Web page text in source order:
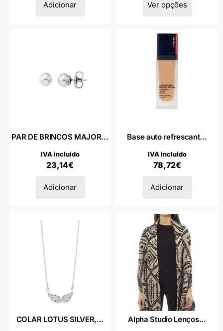
Adicionar Ver opções
PAR DE BRINCOS MAJOR...
23,14€
IVA incluido
Adicionar
Base auto refrescant...
78,72€
IVA incluido
Adicionar
COLAR LOTUS SILVER,... Alpha Studio Lenços...